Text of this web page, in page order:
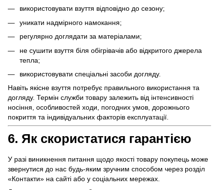
використовувати взуття відповідно до сезону;
уникати надмірного намокання;
регулярно доглядати за матеріалами;
не сушити взуття біля обігрівачів або відкритого джерела
тепла;
використовувати спеціальні засоби догляду.
Навіть якісне взуття потребує правильного використання та
догляду. Термін служби товару залежить від інтенсивності
носіння, особливостей ходи, погодних умов, дорожнього
покриття та індивідуальних факторів експлуатації.
6. Як скористатися гарантією
У разі виникнення питання щодо якості товару покупець може
звернутися до нас будь-яким зручним способом через розділ
«Контакти» на сайті або у соціальних мережах.